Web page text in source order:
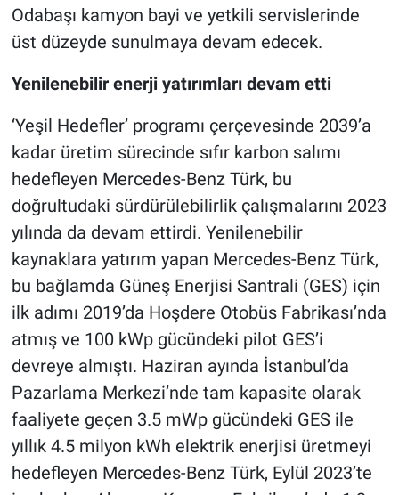
Odabaşı kamyon bayi ve yetkili servislerinde
üst düzeyde sunulmaya devam edecek.
Yenilenebilir enerji yatırımları devam etti
‘Yeşil Hedefler’ programı çerçevesinde 2039’a
kadar üretim sürecinde sıfır karbon salımı
hedefleyen Mercedes-Benz Türk, bu
doğrultudaki sürdürülebilirlik çalışmalarını 2023
yılında da devam ettirdi. Yenilenebilir
kaynaklara yatırım yapan Mercedes-Benz Türk,
bu bağlamda Güneş Enerjisi Santrali (GES) için
ilk adımı 2019’da Hoşdere Otobüs Fabrikası’nda
atmış ve 100 kWp gücündeki pilot GES’i
devreye almıştı. Haziran ayında İstanbul’da
Pazarlama Merkezi’nde tam kapasite olarak
faaliyete geçen 3.5 mWp gücündeki GES ile
yıllık 4.5 milyon kWh elektrik enerjisi üretmeyi
hedefleyen Mercedes-Benz Türk, Eylül 2023’te